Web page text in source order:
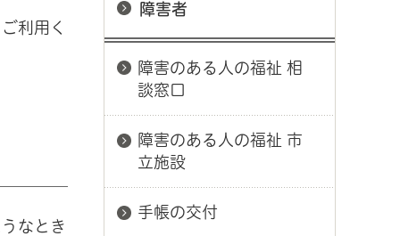
利用く
なとき
障害者
障害のある人の福祉 相
談窓口
障害のある人の福祉 市
立施設
手帳の交付